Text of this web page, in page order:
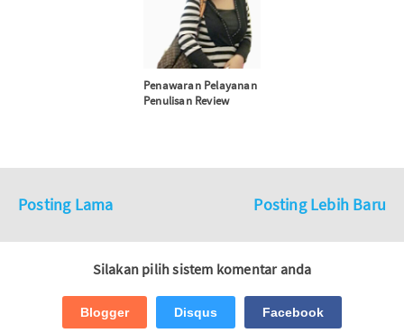
Penawaran Pelayanan
Penulisan Review
Posting Lebih Baru
Posting Lama
Silakan pilih sistem komentar anda
Blogger Disqus Facebook